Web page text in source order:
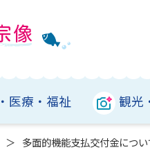
医療・福祉 観光
多面的機能支払交付金につい